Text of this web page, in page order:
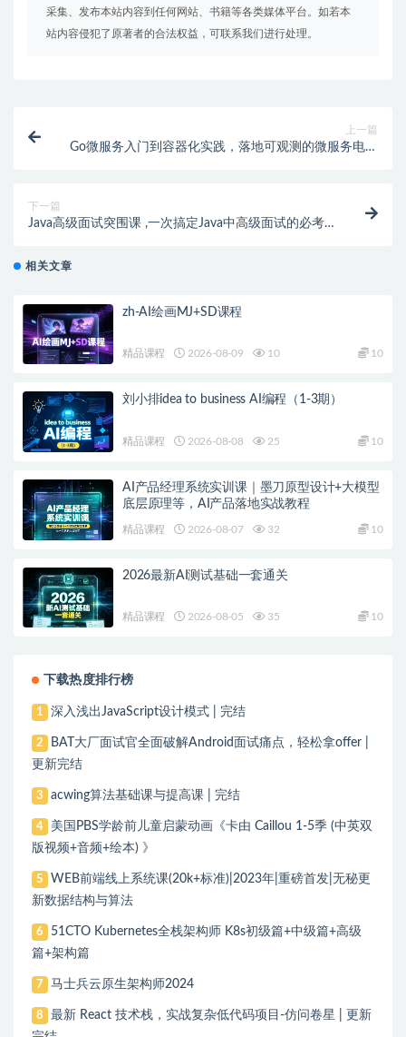
采集、发布本站内容到任何网站、书籍等各类媒体平台。如若本
站内容侵犯了原著者的合法权益，可联系我们进行处理。
上一篇
Go微服务入门到容器化实践，落地可观测的微服务电商
下一篇
Java高级面试突围课 ,一次搞定Java中高级面试的必考
相关文章
zh-AI绘画MJ+SD课程
精品课程 2026-08-09 10 10
刘小排idea to business AI编程（1-3期）
精品课程 2026-08-08 25 10
AI产品经理系统实训课｜墨刀原型设计+大模型
底层原理等，AI产品落地实战教程
精品课程 2026-08-07 32 10
2026最新AI测试基础一套通关
精品课程 2026-08-05 35 10
下载热度排行榜
1 深入浅出JavaScript设计模式 | 完结
2
BAT大厂面试官全面破解Android面试痛点，轻松拿offer |
更新完结
3 acwing算法基础课与提高课 | 完结
4
美国PBS学龄前儿童启蒙动画《卡由 Caillou 1-5季 (中英双
版视频+音频+绘本) 》
5
WEB前端线上系统课(20k+标准)|2023年|重磅首发|无秘更
新数据结构与算法
6
51CTO Kubernetes全栈架构师 K8s初级篇+中级篇+高级
篇+架构篇
7 马士兵云原生架构师2024
8
最新 React 技术栈，实战复杂低代码项目-仿问卷星 | 更新